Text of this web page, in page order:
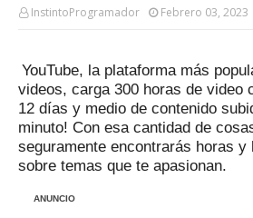
InstintoProgramador Febrero 03, 2023
YouTube, la plataforma más
videos, carga 300 horas de video
12 días y medio de contenido
minuto! Con esa cantidad de
seguramente encontrarás horas y
sobre temas que te apasionan.
ANUNCIO